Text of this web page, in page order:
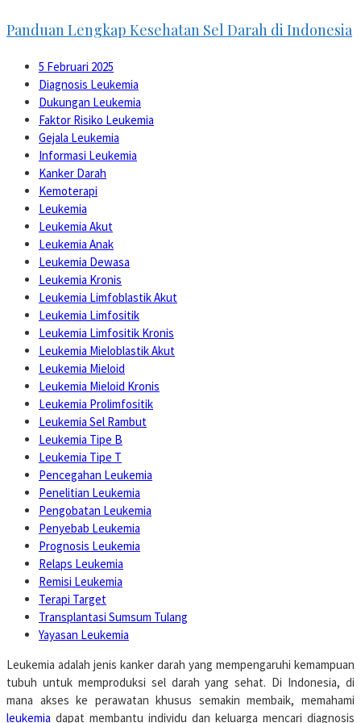
Panduan Lengkap Kesehatan Sel Darah di Indonesia
5 Februari 2025
Diagnosis Leukemia
Dukungan Leukemia
Faktor Risiko Leukemia
Gejala Leukemia
Informasi Leukemia
Kanker Darah
Kemoterapi
Leukemia
Leukemia Akut
Leukemia Anak
Leukemia Dewasa
Leukemia Kronis
Leukemia Limfoblastik Akut
Leukemia Limfositik
Leukemia Limfositik Kronis
Leukemia Mieloblastik Akut
Leukemia Mieloid
Leukemia Mieloid Kronis
Leukemia Prolimfositik
Leukemia Sel Rambut
Leukemia Tipe B
Leukemia Tipe T
Pencegahan Leukemia
Penelitian Leukemia
Pengobatan Leukemia
Penyebab Leukemia
Prognosis Leukemia
Relaps Leukemia
Remisi Leukemia
Terapi Target
Transplantasi Sumsum Tulang
Yayasan Leukemia
Leukemia adalah jenis kanker darah yang mempengaruhi kemampuan
tubuh untuk memproduksi sel darah yang sehat. Di Indonesia, di
mana akses ke perawatan khusus semakin membaik, memahami
leukemia dapat membantu individu dan keluarga mencari diagnosis